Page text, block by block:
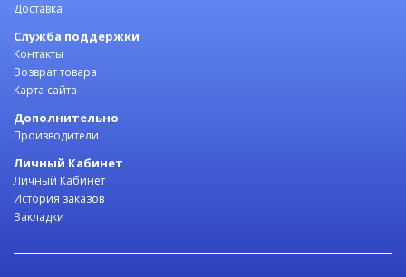
Доставка
Служба поддержки
Контакты
Возврат товара
Карта сайта
Дополнительно
Производители
Личный Кабинет
Личный Кабинет
История заказов
Закладки